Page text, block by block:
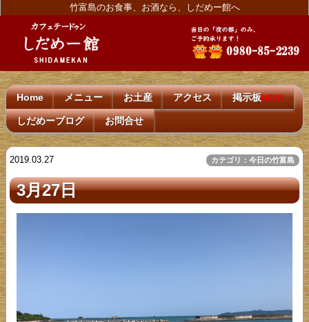
竹富島のお食事、お酒なら、しだめー館へ
Home メニュー お土産 アクセス 掲示板NEW!
しだめーブログ お問合せ
2019.03.27 カテゴリ：今日の竹富島
3月27日